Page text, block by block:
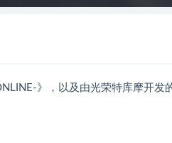
》，以及由光荣特库摩开发